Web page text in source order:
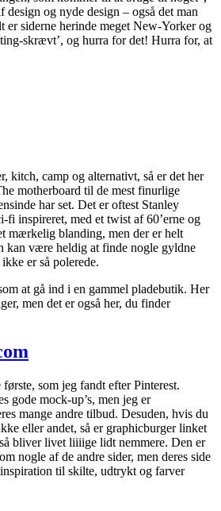
design og nyde design – også det man
er siderne herinde meget New-Yorker og
skrævt’, og hurra for det! Hurra for, at
kitch, camp og alternativt, så er det her
motherboard til de mest finurlige
har set. Det er oftest Stanley
inspireret, med et twist af 60’erne og
mærkelig blanding, men der er helt
kan være heldig at finde nogle gyldne
er så polerede.
at gå ind i en gammel pladebutik. Her
men det er også her, du finder
som jeg fandt efter Pinterest.
gode mock-up’s, men jeg er
mange andre tilbud. Desuden, hvis du
eller andet, så er graphicburger linket
bliver livet liiiige lidt nemmere. Den er
nogle af de andre sider, men deres side
til skilte, udtrykt og farver